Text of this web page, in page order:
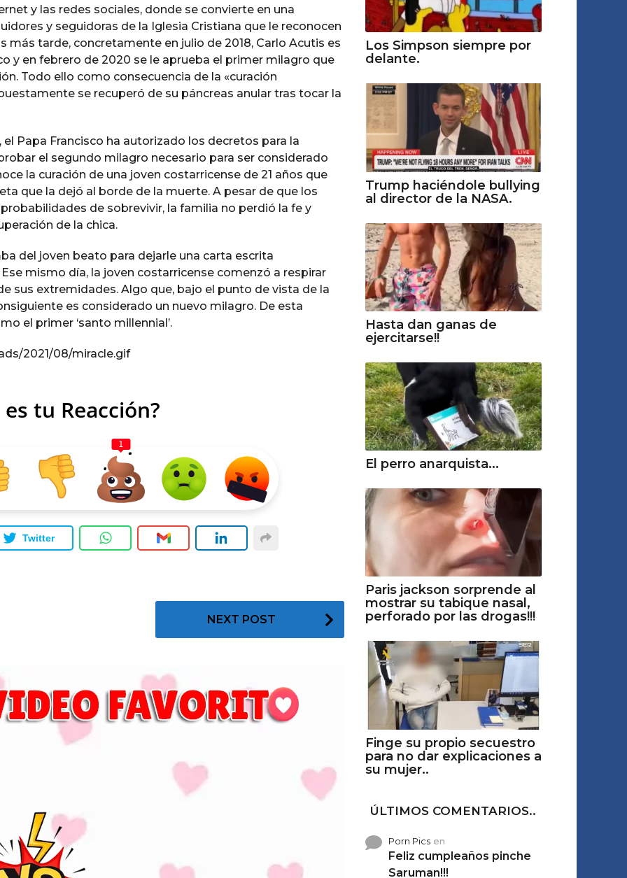
y las redes sociales, donde se convierte en una
y seguidoras de la Iglesia Cristiana que le reconocen
más tarde, concretamente en julio de 2018, Carlo Acutis es
y en febrero de 2020 se le aprueba el primer milagro que
Todo ello como consecuencia de la «curación
se recuperó de su páncreas anular tras tocar la
Papa Francisco ha autorizado los decretos para la
el segundo milagro necesario para ser considerado
la curación de una joven costarricense de 21 años que
que la dejó al borde de la muerte. A pesar de que los
de sobrevivir, la familia no perdió la fe y
de la chica.
del joven beato para dejarle una carta escrita
mismo día, la joven costarricense comenzó a respirar
sus extremidades. Algo que, bajo el punto de vista de la
es considerado un nuevo milagro. De esta
el primer ‘santo millennial’.
2021/08/miracle.gif
es tu Reacción?
1
Twitter
NEXT POST
Los Simpson siempre por
delante.
Trump haciéndole bullying
al director de la NASA.
Hasta dan ganas de
ejercitarse!!
El perro anarquista...
Paris jackson sorprende al
mostrar su tabique nasal,
perforado por las drogas!!!
Finge su propio secuestro
para no dar explicaciones a
su mujer..
ÚLTIMOS COMENTARIOS..
Porn Picsen
Feliz cumpleaños pinche
Saruman!!!